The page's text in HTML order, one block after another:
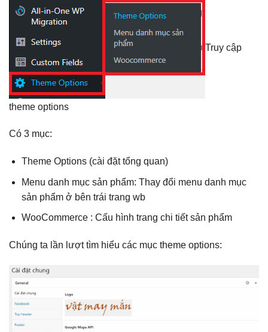
Truy cập
theme options
Có 3 mục:
Theme Options (cài đặt tổng quan)
Menu danh mục sản phẩm: Thay đổi menu danh mục
sản phẩm ở bên trái trang wb
WooCommerce : Cấu hình trang chi tiết sản phẩm
Chúng ta lần lượt tìm hiểu các mục theme options: